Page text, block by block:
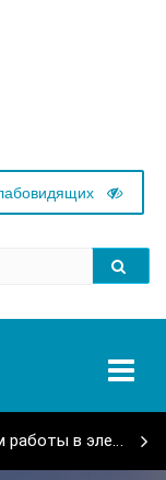
Подготовка работников по правилам работы в электроустановках (II-V группа)